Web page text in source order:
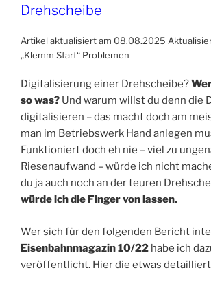
Drehscheibe
Artikel aktualisiert am 08.08.2025
„Klemm Start“ Problemen
Digitalisierung einer Drehscheibe?
so was? Und warum willst du denn die
digitalisieren – das macht doch am
man im Betriebswerk Hand anlegen
Funktioniert doch eh nie – viel zu
Riesenaufwand – würde ich nicht
du ja auch noch an der teuren
würde ich die Finger von lassen.
Wer sich für den folgenden Bericht
Eisenbahnmagazin 10/22 habe ich
veröffentlicht. Hier die etwas